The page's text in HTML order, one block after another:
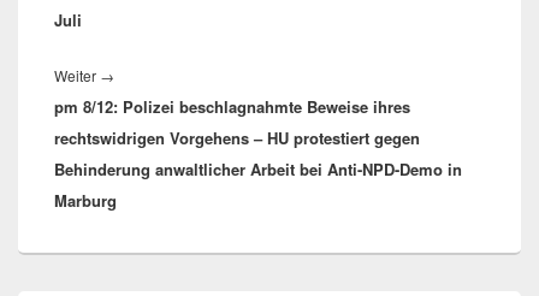
Juli
Weiter →
Beitrag:
pm 8/12: Polizei beschlagnahmte Beweise ihres
rechtswidrigen Vorgehens – HU protestiert gegen
Behinderung anwaltlicher Arbeit bei Anti-NPD-Demo in
Marburg